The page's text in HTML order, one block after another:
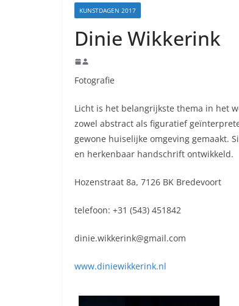
KUNSTDAGEN 2017
Dinie Wikkerink
Fotografie
Licht is het belangrijkste thema in het
zowel abstract als figuratief
gewone huiselijke omgeving gemaakt.
en herkenbaar handschrift ontwikkeld.
Hozenstraat 8a, 7126 BK Bredevoort
telefoon: +31 (543) 451842
dinie.wikkerink@gmail.com
www.diniewikkerink.nl